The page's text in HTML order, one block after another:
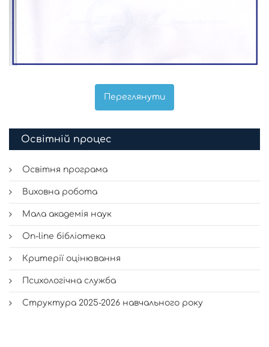
Переглянути
Освітній процес
Освітня програма
Виховна робота
Мала академія наук
On-line бібліотека
Критерії оцінювання
Психологічна служба
Структура 2025-2026 навчального року